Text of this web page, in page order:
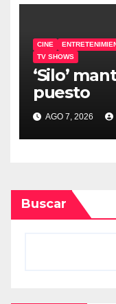
CINE
TV SHOWS
‘Silo’
puesto
AGO 7, 2026
Buscar